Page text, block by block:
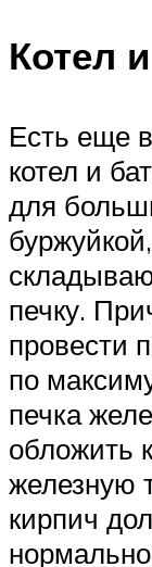
Котел
Есть еще
котел и
для
печку.
провести
по
печка
обложить
железную
кирпич